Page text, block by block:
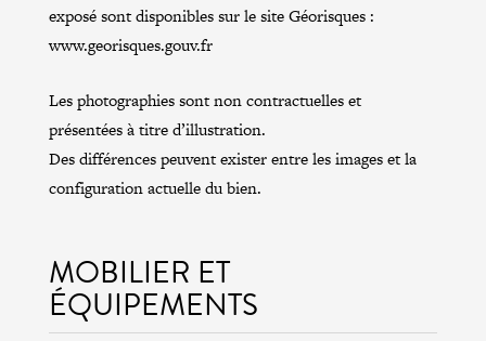
exposé sont disponibles sur le site Géorisques :
www.georisques.gouv.fr
Les photographies sont non contractuelles et
présentées à titre d’illustration.
Des différences peuvent exister entre les images et la
configuration actuelle du bien.
MOBILIER ET
ÉQUIPEMENTS